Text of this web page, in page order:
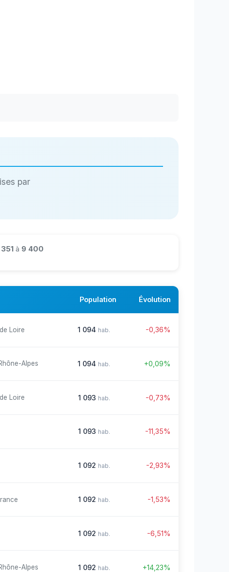
par
à 9 400
Population Évolution
Loire 1 094 hab. -0,36%
Alpes 1 094 hab. +0,09%
Loire 1 093 hab. -0,73%
1 093 hab. -11,35%
1 092 hab. -2,93%
1 092 hab. -1,53%
1 092 hab. -6,51%
Alpes 1 092 hab. +14,23%